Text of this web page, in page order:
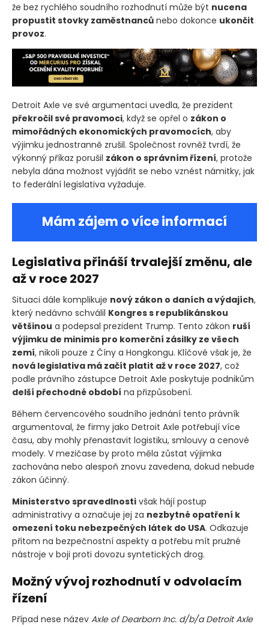
že bez rychlého soudního rozhodnutí může být nucena
propustit stovky zaměstnanců nebo dokonce ukončit
provoz.
Detroit Axle ve své argumentaci uvedla, že prezident
překročil své pravomoci, když se opřel o zákon o
mimořádných ekonomických pravomocích, aby
výjimku jednostranně zrušil. Společnost rovněž tvrdí, že
výkonný příkaz porušil zákon o správním řízení, protože
nebyla dána možnost vyjádřit se nebo vznést námitky, jak
to federální legislativa vyžaduje.
Mám zájem o více informací
Legislativa přináší trvalejší změnu, ale
až v roce 2027
Situaci dále komplikuje nový zákon o daních a výdajích,
který nedávno schválil Kongres s republikánskou
většinou a podepsal prezident Trump. Tento zákon ruší
výjimku de minimis pro komerční zásilky ze všech
zemí, nikoli pouze z Číny a Hongkongu. Klíčové však je, že
nová legislativa má začít platit až v roce 2027, což
podle právního zástupce Detroit Axle poskytuje podnikům
delší přechodné období na přizpůsobení.
Během červencového soudního jednání tento právník
argumentoval, že firmy jako Detroit Axle potřebují více
času, aby mohly přenastavit logistiku, smlouvy a cenové
modely. V mezičase by proto měla zůstat výjimka
zachována nebo alespoň znovu zavedena, dokud nebude
zákon účinný.
Ministerstvo spravedlnosti však hájí postup
administrativy a označuje jej za nezbytné opatření k
omezení toku nebezpečných látek do USA. Odkazuje
přitom na bezpečnostní aspekty a potřebu mít pružné
nástroje v boji proti dovozu syntetických drog.
Možný vývoj rozhodnutí v odvolacím
řízení
Případ nese název Axle of Dearborn Inc. d/b/a Detroit Axle